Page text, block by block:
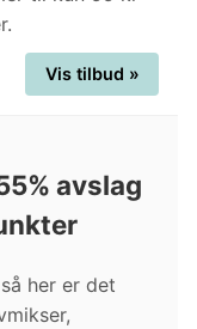
Vis tilbud »
avslag
her er det